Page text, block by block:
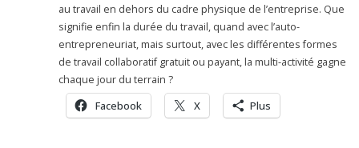
au travail en dehors du cadre physique de l’entreprise. Que
signifie enfin la durée du travail, quand avec l’auto-
entrepreneuriat, mais surtout, avec les différentes formes
de travail collaboratif gratuit ou payant, la multi-activité gagne
chaque jour du terrain ?
Facebook X Plus